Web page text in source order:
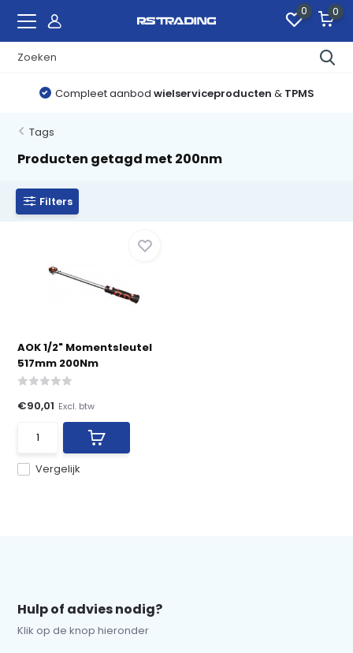
0 0
Compleet aanbod wielserviceproducten & TPMS
Tags
Producten getagd met 200nm
Filters
AOK 1/2" Momentsleutel
517mm 200Nm
Vergelijk
€90,01 Excl. btw
Hulp of advies nodig?
Klik op de knop hieronder